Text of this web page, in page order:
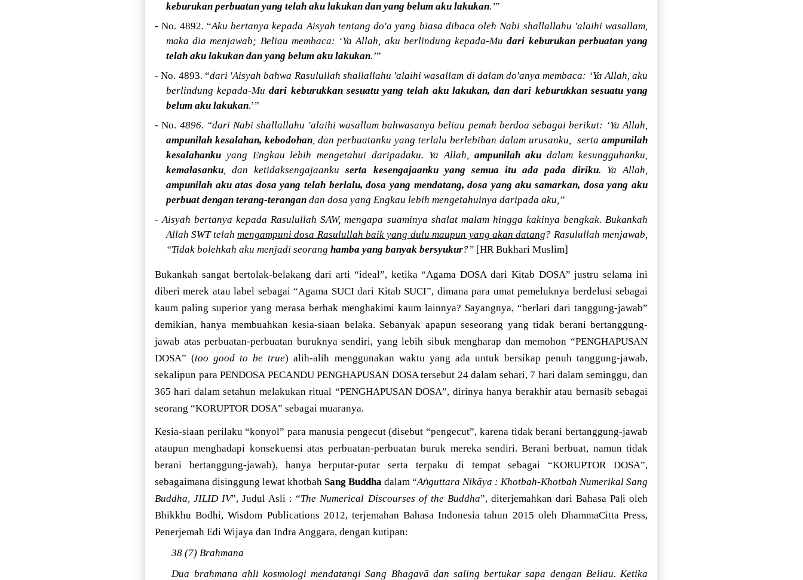
keburukan perbuatan yang telah aku lakukan dan yang belum aku lakukan.’”
- No. 4892. “Aku bertanya kepada Aisyah tentang do'a yang biasa dibaca oleh Nabi shallallahu 'alaihi wasallam,
maka dia menjawab; Beliau membaca: ‘Ya Allah, aku berlindung kepada-Mudari keburukan perbuatan yang
telah aku lakukan dan yang belum aku lakukan.’”
- No. 4893. “dari 'Aisyah bahwa Rasulullah shallallahu 'alaihi wasallam di dalam do'anya membaca: ‘Ya Allah, aku
berlindung kepada-Mudari keburukkan sesuatu yang telah aku lakukan, dan dari keburukkan sesuatu yang
belum aku lakukan.’”
- No. 4896. “dari Nabi shallallahu 'alaihi wasallam bahwasanya beliau pemah berdoa sebagai berikut: ‘Ya Allah,
ampunilah kesalahan, kebodohan, dan perbuatanku yang terlalu berlebihan dalam urusanku, sertaampunilah
kesalahankuyang Engkau lebih mengetahui daripadaku. Ya Allah, ampunilah aku dalam kesungguhanku,
kemalasanku, dan ketidaksengajaankuserta kesengajaanku yang semua itu ada pada diriku. Ya Allah,
ampunilah aku atas dosa yang telah berlalu, dosa yang mendatang, dosa yang aku samarkan, dosa yang aku
perbuat dengan terang-terangandan dosa yang Engkau lebih mengetahuinya daripada aku,”
- Aisyah bertanya kepada Rasulullah SAW, mengapa suaminya shalat malam hingga kakinya bengkak. Bukankah
Allah SWT telahmengampuni dosa Rasulullah baik yang dulu maupun yang akan datang? Rasulullah menjawab,
“Tidak bolehkah aku menjadi seorang hamba yang banyak bersyukur?”[HR Bukhari Muslim]
Bukankah sangat bertolak-belakang dari arti “ideal”, ketika “Agama DOSA dari Kitab DOSA” justru selama ini
diberi merek atau label sebagai “Agama SUCI dari Kitab SUCI”, dimana para umat pemeluknya berdelusi sebagai
kaum paling superior yang merasa berhak menghakimi kaum lainnya? Sayangnya, “berlari dari tanggung-jawab”
demikian, hanya membuahkan kesia-siaan belaka. Sebanyak apapun seseorang yang tidak berani bertanggung-
jawab atas perbuatan-perbuatan buruknya sendiri, yang lebih sibuk mengharap dan memohon “PENGHAPUSAN
DOSA” (too good to be true) alih-alih menggunakan waktu yang ada untuk bersikap penuh tanggung-jawab,
sekalipun para PENDOSA PECANDU PENGHAPUSAN DOSA tersebut 24 dalam sehari, 7 hari dalam seminggu, dan
365 hari dalam setahun melakukan ritual “PENGHAPUSAN DOSA”, dirinya hanya berakhir atau bernasib sebagai
seorang “KORUPTOR DOSA” sebagai muaranya.
Kesia-siaan perilaku “konyol” para manusia pengecut (disebut “pengecut”, karena tidak berani bertanggung-jawab
ataupun menghadapi konsekuensi atas perbuatan-perbuatan buruk mereka sendiri. Berani berbuat, namun tidak
berani bertanggung-jawab), hanya berputar-putar serta terpaku di tempat sebagai “KORUPTOR DOSA”,
sebagaimana disinggung lewat khotbah Sang Buddha dalam “Aṅguttara Nikāya : Khotbah-Khotbah Numerikal Sang
Buddha, JILID IV”, Judul Asli : “The Numerical Discourses of the Buddha”, diterjemahkan dari Bahasa Pāḷi oleh
Bhikkhu Bodhi, Wisdom Publications 2012, terjemahan Bahasa Indonesia tahun 2015 oleh DhammaCitta Press,
Penerjemah Edi Wijaya dan Indra Anggara, dengan kutipan:
38 (7) Brahmana
Dua brahmana ahli kosmologi mendatangi Sang Bhagavā dan saling bertukar sapa dengan Beliau. Ketika